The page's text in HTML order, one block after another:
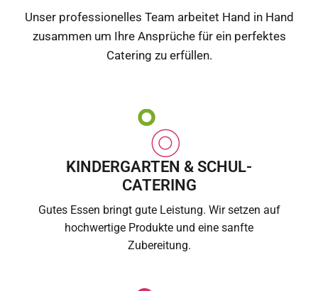
Unser professionelles Team arbeitet Hand in Hand
zusammen um Ihre Ansprüche für ein perfektes
Catering zu erfüllen.
KINDERGARTEN & SCHUL-
CATERING
Gutes Essen bringt gute Leistung. Wir setzen auf
hochwertige Produkte und eine sanfte
Zubereitung.